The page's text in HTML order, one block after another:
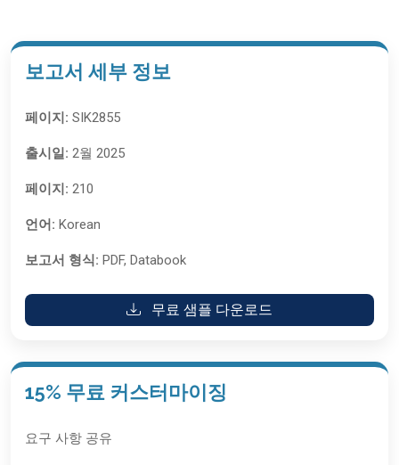
보고서 세부 정보
페이지: SIK2855
출시일: 2월 2025
페이지: 210
언어: Korean
보고서 형식: PDF, Databook
무료 샘플 다운로드
15% 무료 커스터마이징
요구 사항 공유